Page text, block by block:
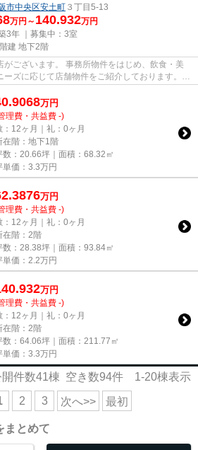
市中央区安土町 ３丁目5-13
万円～ 140.932万円
3年 ｜募集中： 3室
建 地下2階
ございます。 事務所物件をはじめ、飲食・美
ズに応じて店舗物件をご紹介しております。
...
万円
理費・共益費 -)
：12ヶ月｜礼：0ヶ月
在階：地下1階
数：20.66坪｜面積：68.32㎡
単価： 3.3万円
万円
理費・共益費 -)
：12ヶ月｜礼：0ヶ月
在階：2階
数：28.38坪｜面積：93.84㎡
単価： 2.2万円
万円
理費・共益費 -)
：12ヶ月｜礼：0ヶ月
在階：2階
数：64.06坪｜面積：211.77㎡
単価： 3.3万円
件数41棟 空き数94件 1-20棟表示
2 3 次へ>> 最初
まとめて